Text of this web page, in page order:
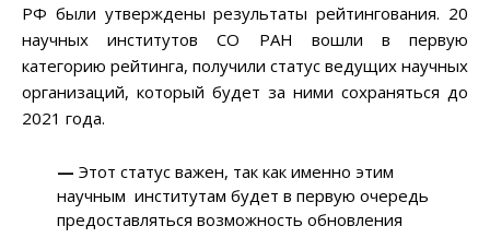
РФ были утверждены результаты рейтингования. 20
научных институтов СО РАН вошли в первую
категорию рейтинга, получили статус ведущих научных
организаций, который будет за ними сохраняться до
2021 года.
—Этот статус важен, так как именно этим
научным институтам будет в первую очередь
предоставляться возможность обновления